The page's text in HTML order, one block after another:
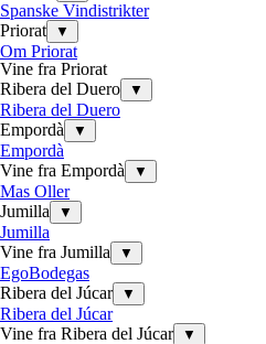
Spanske Vindistrikter
Priorat
▼
Om Priorat
Vine fra Priorat
Ribera del Duero
▼
Ribera del Duero
Empordà
▼
Empordà
Vine fra Empordà
▼
Mas Oller
Jumilla
▼
Jumilla
Vine fra Jumilla
▼
EgoBodegas
Ribera del Júcar
▼
Ribera del Júcar
Vine fra Ribera del Júcar
▼